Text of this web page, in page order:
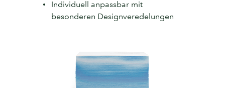
Individuell anpassbar mit
besonderen Designveredelungen